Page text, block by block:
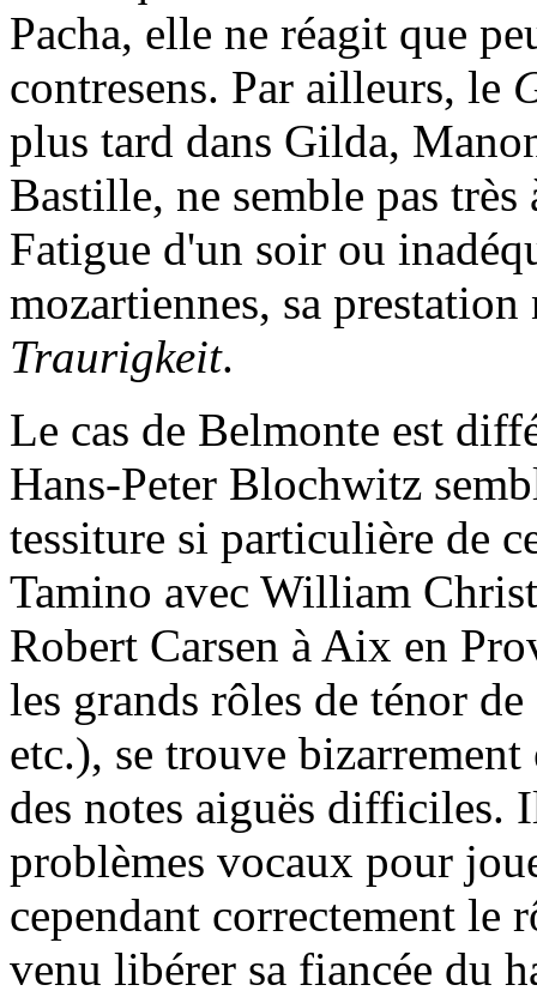
Pacha, elle ne réagit que
contresens. Par ailleurs, le
plus tard dans Gilda,
Bastille, ne semble pas
Fatigue d'un soir ou
mozartiennes, sa
Traurigkeit.
Le cas de Belmonte est
Hans-Peter Blochwitz
tessiture si particulière de
Tamino avec William
Robert Carsen à Aix en
les grands rôles de ténor
etc.), se trouve bizarrement
des notes aiguës difficiles.
problèmes vocaux pour
cependant correctement le
venu libérer sa fiancée du